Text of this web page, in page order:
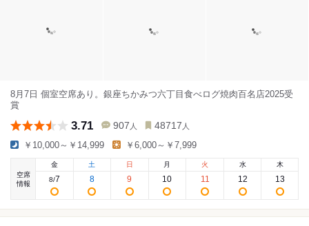
8月7日 個室空席あり。銀座ちかみつ六丁目食べログ焼肉百名店2025受
賞
3.71 907 人 48717 人
￥10,000～￥14,999 ￥6,000～￥7,999
空席
情報
金
8/7
土
8
日
9
月
10
火
11
水
12
木
13